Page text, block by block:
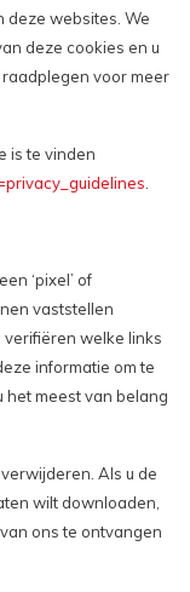
deze websites. We
deze cookies en u
voor meer
is te vinden
‘pixel’ of
vaststellen
welke links
informatie om te
meest van belang
Als u de
wilt downloaden,
ons te ontvangen